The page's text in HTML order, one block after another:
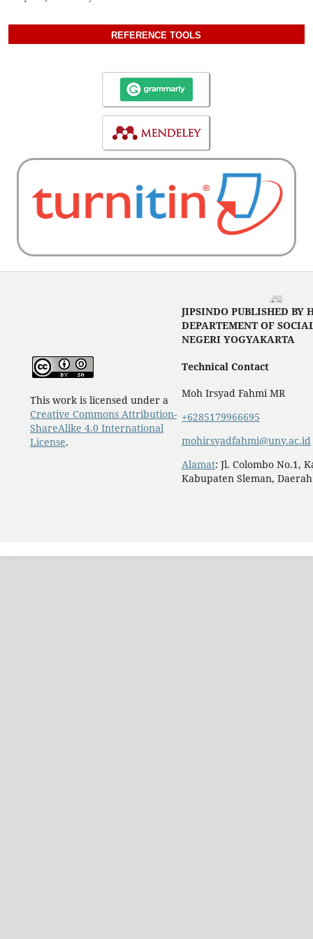
REFERENCE TOOLS
This work is licensed under a
Creative Commons Attribution-
ShareAlike 4.0 International
License.
JIPSINDO PUBLISHED BY
DEPARTEMENT OF
NEGERI YOGYAKARTA
Technical Contact
Moh Irsyad Fahmi MR
+6285179966695
mohirsyadfahmi@uny.ac.id
Alamat: Jl. Colombo No.1,
Kabupaten Sleman,